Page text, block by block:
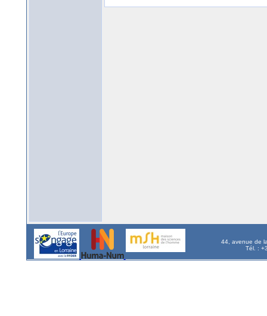
44, avenue de
Tél. :